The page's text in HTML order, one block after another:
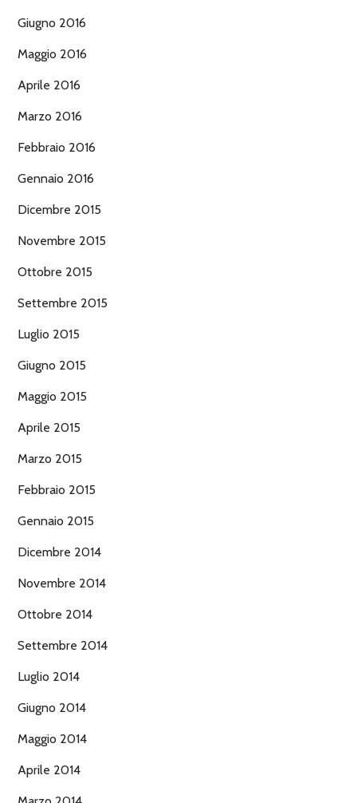
Giugno 2016
Maggio 2016
Aprile 2016
Marzo 2016
Febbraio 2016
Gennaio 2016
Dicembre 2015
Novembre 2015
Ottobre 2015
Settembre 2015
Luglio 2015
Giugno 2015
Maggio 2015
Aprile 2015
Marzo 2015
Febbraio 2015
Gennaio 2015
Dicembre 2014
Novembre 2014
Ottobre 2014
Settembre 2014
Luglio 2014
Giugno 2014
Maggio 2014
Aprile 2014